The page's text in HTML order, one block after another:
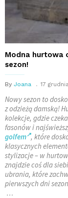
Modna hurtowa
sezon!
By Joana 17
Nowy sezon to
z odzieżą damską!
kolekcje, gdzie czeka
fasonów i
golfem , które
klasycznych
stylizacje – w
znajdzie coś dla
ubrania, które
pierwszych dni
…